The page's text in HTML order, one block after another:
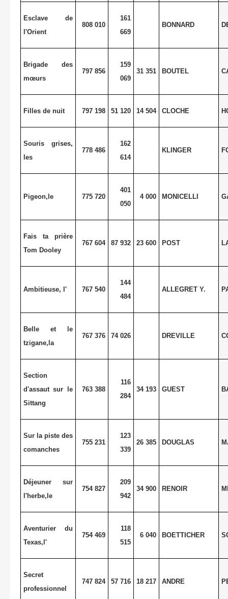
Esclave de
l'Orient
808 010
161
669
BONNARD
Brigade des
mœurs
797 856
159
069
31 351 BOUTEL
Filles de nuit 797 198 51 120 14 504 CLOCHE
Souris grises,
les
778 486
162
614
KLINGER
Pigeon,le 775 720
401
050
4 000 MONICELLI
Fais ta prière
Tom Dooley
767 604 87 932 23 600 POST
Ambitieuse, l' 767 540
144
484
ALLEGRET Y.
Belle et le
tzigane,la
767 376 74 026 DREVILLE
Section
d'assaut sur le
Sittang
763 388
116
284
34 193 GUEST
Sur la piste des
comanches
755 231
123
339
26 385 DOUGLAS
Déjeuner sur
l'herbe,le
754 827
209
942
34 900 RENOIR
Aventurier du
Texas,l'
754 469
118
515
6 040 BOETTICHER
Secret
professionnel
747 824 57 716 18 217 ANDRE